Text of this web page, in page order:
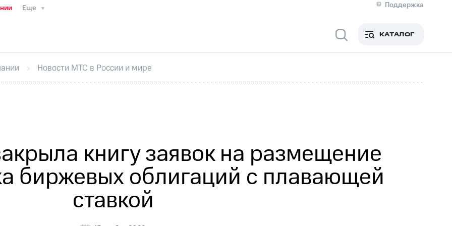
Еще
Поддержка
Медиа-центр
ИнтервьюФинансовая отчетностьКонтактыНовости в регионе
секретарьРаскрытие информации
кабинет акционераАкционерный капиталКонтроль и аудитРынок акций
КАТАЛОГ
Новости МТС в России и мире
книгу заявок на размещение
биржевых облигаций с плавающей
ставкой